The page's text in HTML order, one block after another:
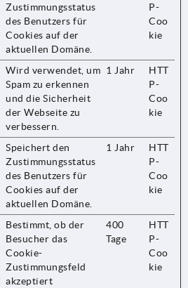
Zustimmungsstatus
des Benutzers für
Cookies auf der
aktuellen Domäne.
P-
Coo
kie
Wird verwendet, um
Spam zu erkennen
und die Sicherheit
der Webseite zu
verbessern.
1 Jahr
HTT
P-
Coo
kie
Speichert den
Zustimmungsstatus
des Benutzers für
Cookies auf der
aktuellen Domäne.
1 Jahr
HTT
P-
Coo
kie
Bestimmt, ob der
Besucher das
Cookie-
Zustimmungsfeld
akzeptiert
400
Tage
HTT
P-
Coo
kie